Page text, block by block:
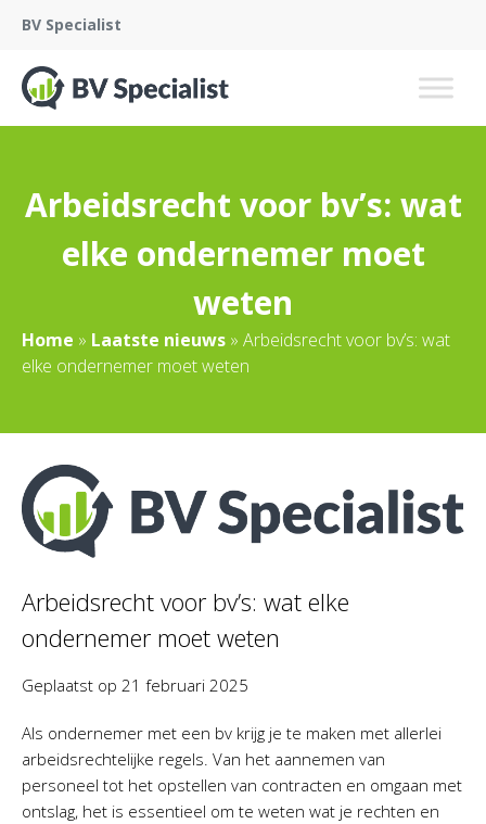
BV Specialist
Arbeidsrecht voor bv’s: wat
elke ondernemer moet
weten
Home » Laatste nieuws » Arbeidsrecht voor bv’s: wat
elke ondernemer moet weten
Arbeidsrecht voor bv’s: wat elke
ondernemer moet weten
Geplaatst op 21 februari 2025
Als ondernemer met een bv krijg je te maken met allerlei
arbeidsrechtelijke regels. Van het aannemen van
personeel tot het opstellen van contracten en omgaan met
ontslag, het is essentieel om te weten wat je rechten en